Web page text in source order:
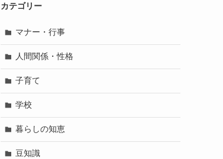
カテゴリー
マナー・行事
人間関係・性格
子育て
学校
暮らしの知恵
豆知識